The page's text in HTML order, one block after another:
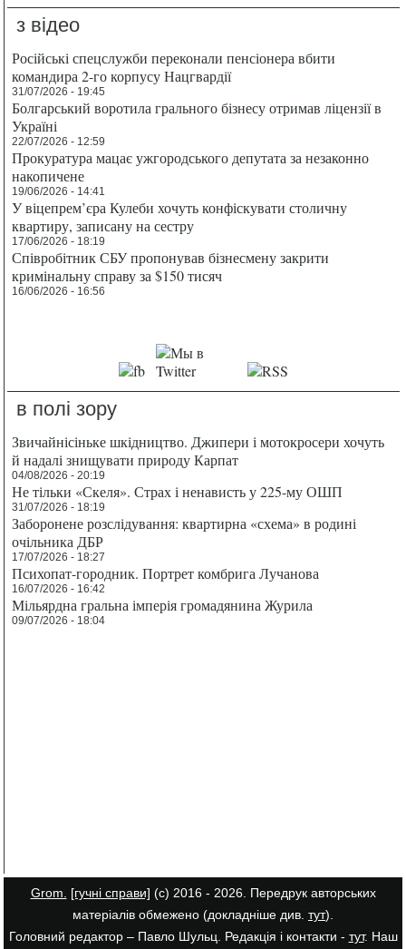
з відео
Російські спецслужби переконали пенсіонера вбити
командира 2-го корпусу Нацгвардії
31/07/2026 - 19:45
Болгарський воротила грального бізнесу отримав ліцензії в
Україні
22/07/2026 - 12:59
Прокуратура мацає ужгородського депутата за незаконно
накопичене
19/06/2026 - 14:41
У віцепрем’єра Кулеби хочуть конфіскувати столичну
квартиру, записану на сестру
17/06/2026 - 18:19
Співробітник СБУ пропонував бізнесмену закрити
кримінальну справу за $150 тисяч
16/06/2026 - 16:56
в полі зору
Звичайнісіньке шкідництво. Джипери і мотокросери хочуть
й надалі знищувати природу Карпат
04/08/2026 - 20:19
Не тільки «Скеля». Страх і ненависть у 225-му ОШП
31/07/2026 - 18:19
Заборонене розслідування: квартирна «схема» в родині
очільника ДБР
17/07/2026 - 18:27
Психопат-городник. Портрет комбрига Лучанова
16/07/2026 - 16:42
Мільярдна гральна імперія громадянина Журила
09/07/2026 - 18:04
Grom. [гучні справи] (с) 2016 - 2026. Передрук авторських
матеріалів обмежено (докладніше див. тут).
Головний редактор – Павло Шульц. Редакція і контакти - тут. Наш